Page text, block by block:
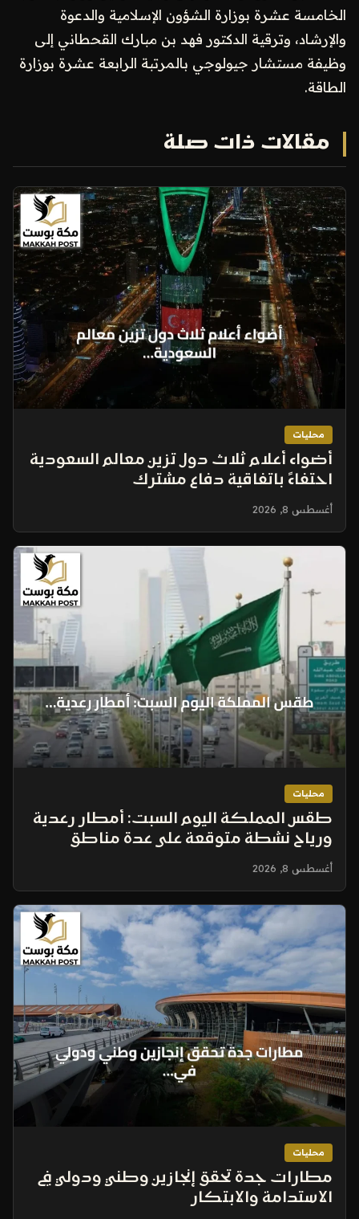
الخامسة عشرة بوزارة الشؤون الإسلامية والدعوة
والإرشاد، وترقية الدكتور فهد بن مبارك القحطاني إلى
وظيفة مستشار جيولوجي بالمرتبة الرابعة عشرة بوزارة
الطاقة.
مقالات ذات صلة
محليات
أضواء أعلام ثلاث دول تزين معالم السعودية
احتفاءً باتفاقية دفاع مشترك
أغسطس 8, 2026
محليات
طقس المملكة اليوم السبت: أمطار رعدية
ورياح نشطة متوقعة على عدة مناطق
أغسطس 8, 2026
محليات
مطارات جدة تحقق إنجازين وطني ودولي في
الاستدامة والابتكار